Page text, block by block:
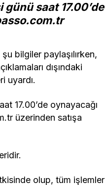
saat 17.00’de
bilgiler paylaşılırken,
dışındaki
uyardı.
17.00’de oynayacağı
üzerinden satışa
olup, tüm işlemler